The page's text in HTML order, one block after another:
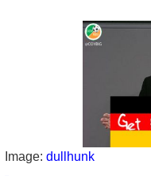
Image: dullhunk